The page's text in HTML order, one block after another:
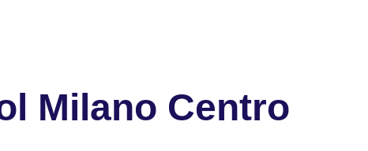
Milano Centro